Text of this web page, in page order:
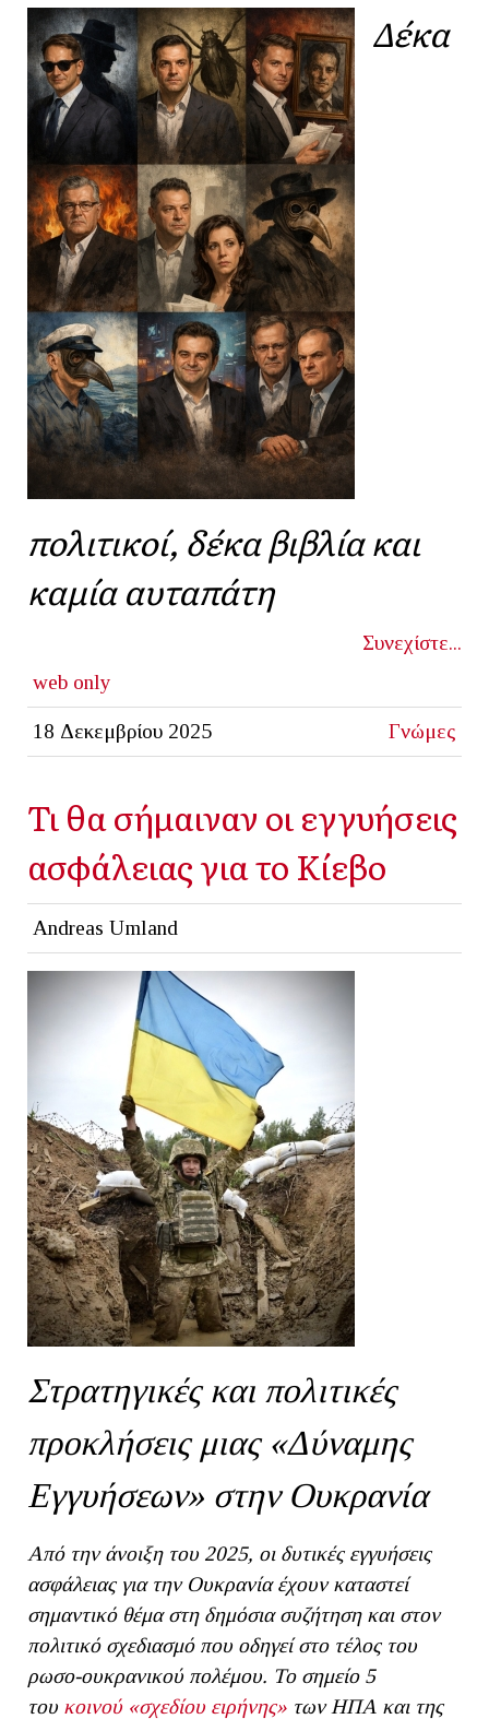
Δέκα
πολιτικοί, δέκα βιβλία και
καμία αυταπάτη
Συνεχίστε...
web only
18 Δεκεμβρίου 2025 Γνώμες
Τι θα σήμαιναν οι εγγυήσεις
ασφάλειας για το Κίεβο
Andreas Umland
Στρατηγικές και πολιτικές
προκλήσεις μιας «Δύναμης
Εγγυήσεων» στην Ουκρανία
Από την άνοιξη του 2025, οι δυτικές εγγυήσεις
ασφάλειας για την Ουκρανία έχουν καταστεί
σημαντικό θέμα στη δημόσια συζήτηση και στον
πολιτικό σχεδιασμό που οδηγεί στο τέλος του
ρωσο-ουκρανικού πολέμου. Το σημείο 5
του κοινού «σχεδίου ειρήνης» των ΗΠΑ και της